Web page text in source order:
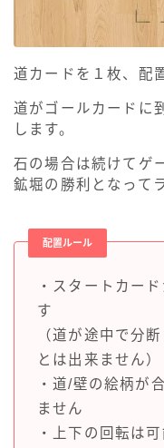
道カードを１枚、配
道がゴールカードに
します。
石の場合は続けてゲ
鉱堀の勝利となって
配置ルール
・スタートカー
す
（道が途中で分
とは出来ません）
・道/壁の絵柄が
ません
・上下の回転は